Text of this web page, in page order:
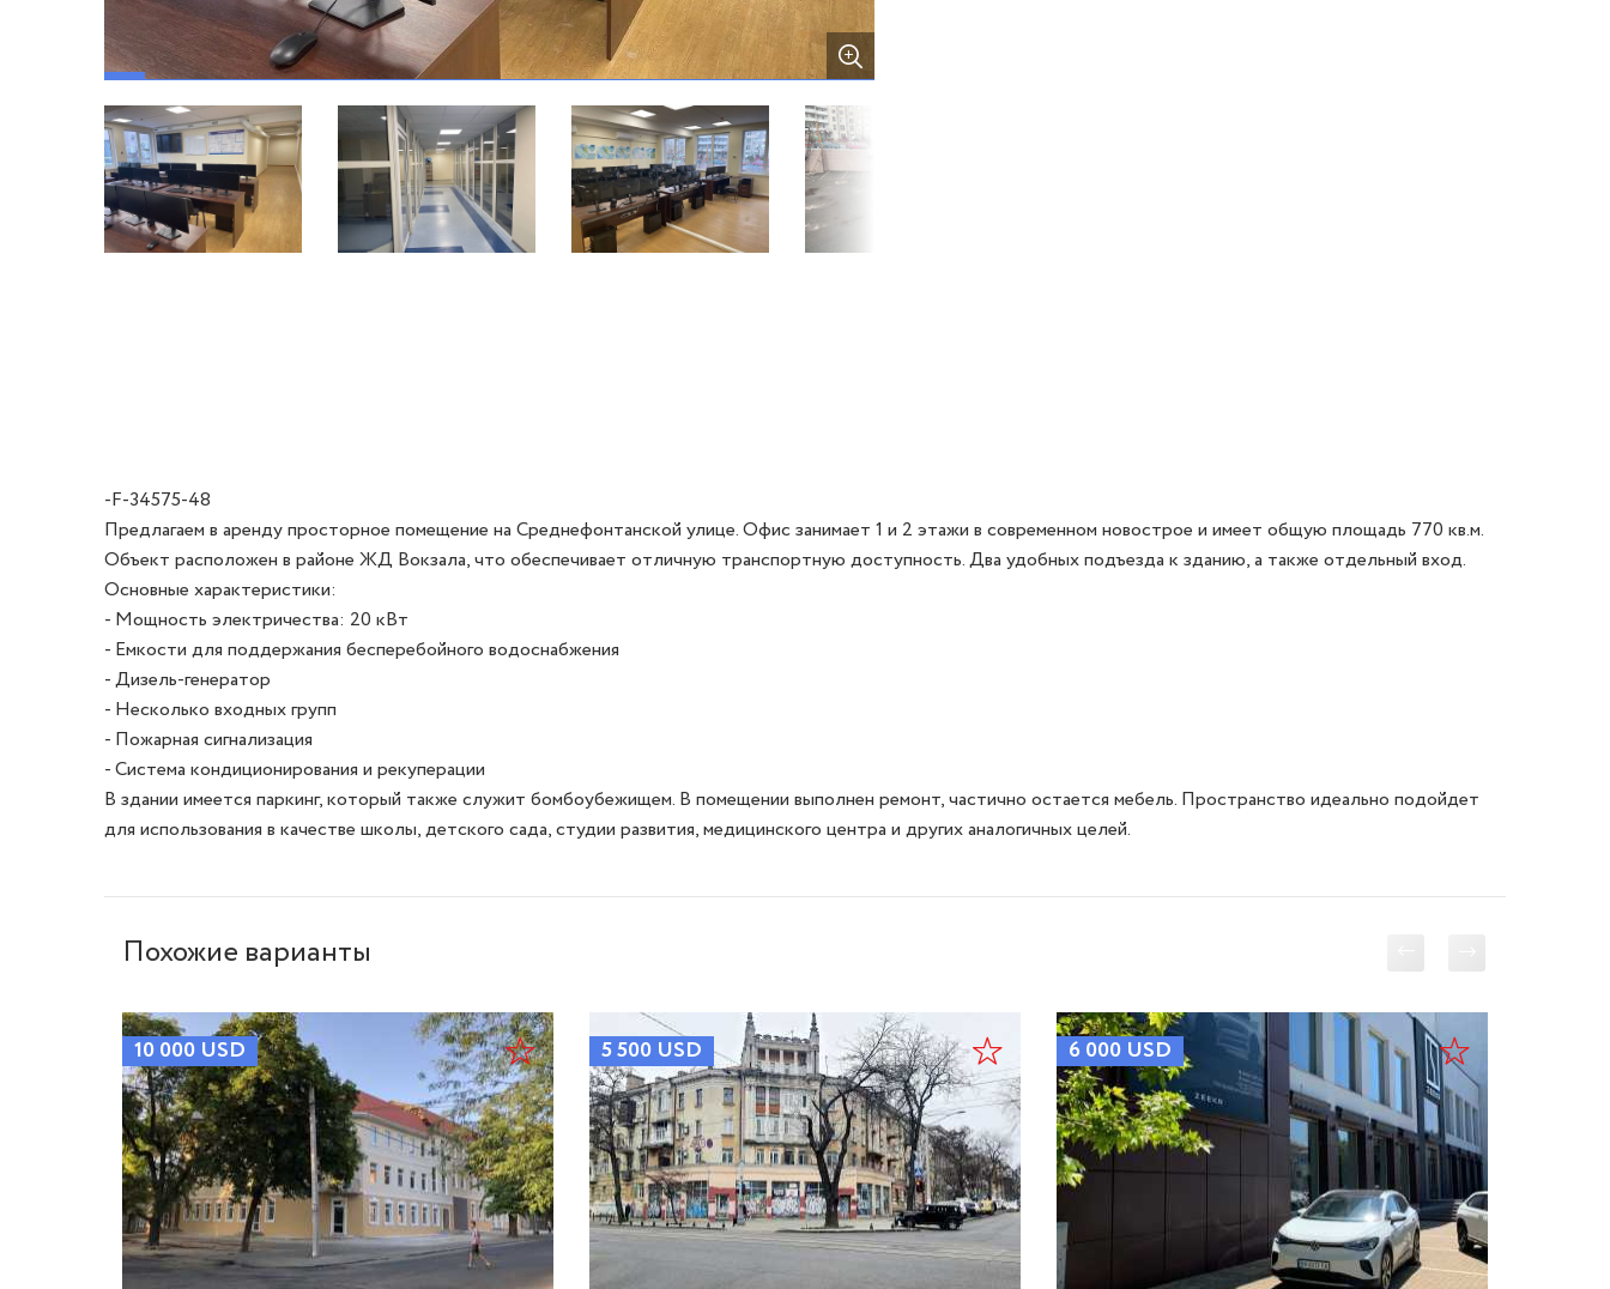
-F-34575-48
Предлагаем в аренду просторное помещение на Среднефонтанской улице. Офис занимает 1 и 2 этажи в современном новострое и имеет общую площадь 770 кв.м.
Объект расположен в районе ЖД Вокзала, что обеспечивает отличную транспортную доступность. Два удобных подъезда к зданию, а также отдельный вход.
Основные характеристики:
- Мощность электричества: 20 кВт
- Емкости для поддержания бесперебойного водоснабжения
- Дизель-генератор
- Несколько входных групп
- Пожарная сигнализация
- Система кондиционирования и рекуперации
В здании имеется паркинг, который также служит бомбоубежищем. В помещении выполнен ремонт, частично остается мебель. Пространство идеально подойдет
Похожие варианты
10 000 USD 5 500 USD 6 000 USD